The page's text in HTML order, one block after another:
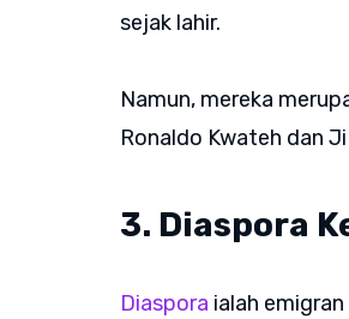
sejak lahir.
Namun, mereka
Ronaldo Kwateh dan
3. Diaspora
Diaspora ialah